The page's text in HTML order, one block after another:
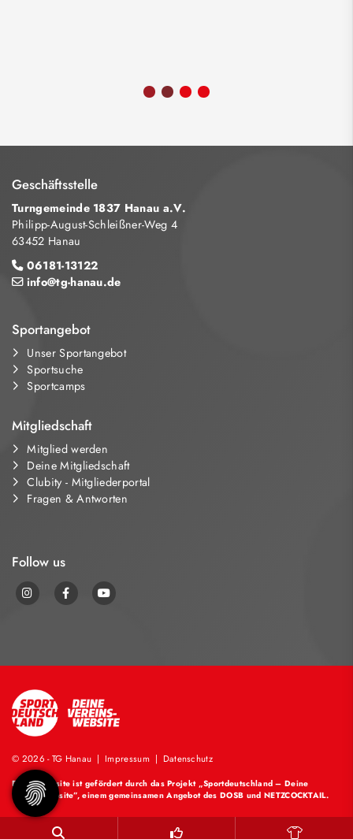
Geschäftsstelle
Turngemeinde 1837 Hanau a.V.
Philipp-August-Schleißner-Weg 4
63452 Hanau
06181-13122
info@tg-hanau.de
Sportangebot
Unser Sportangebot
Sportsuche
Sportcamps
Mitgliedschaft
Mitglied werden
Deine Mitgliedschaft
Clubity - Mitgliederportal
Fragen & Antworten
Follow us
© 2026 - TG Hanau | Impressum| Datenschutz
Diese Website ist gefördert durch das Projekt „Sportdeutschland – Deine
Vereinswebsite”, einem gemeinsamen Angebot des DOSB und NETZCOCKTAIL.